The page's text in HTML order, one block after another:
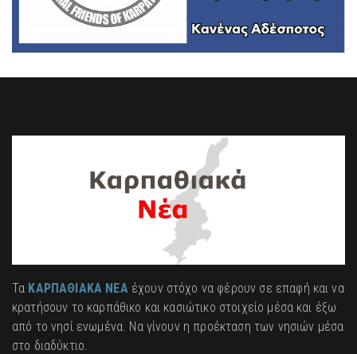
Τα ΚΑΡΠΑΘΙΑΚΑ ΝΕΑέχουν στόχο να φέρουν σε επαφή και να
κρατήσουν το καρπάθικο και κασιώτικο στοιχείο μέσα και έξω
από το νησί ενωμένα. Να γίνουν η προέκταση των νησιών μέσα
στο διαδύκτιο.